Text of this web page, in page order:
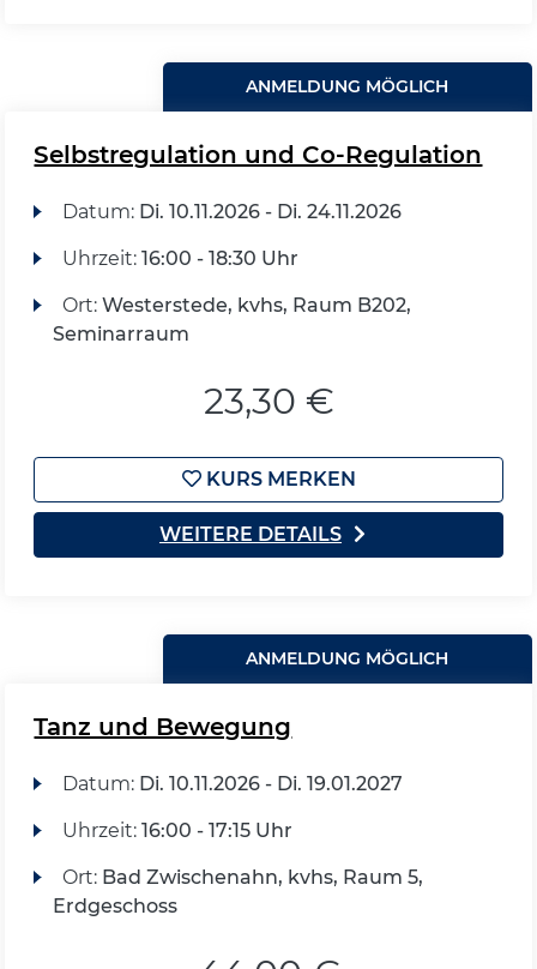
ANMELDUNG MÖGLICH
Selbstregulation und Co-Regulation
Datum: Di. 10.11.2026 - Di. 24.11.2026
Uhrzeit: 16:00 - 18:30 Uhr
Ort: Westerstede, kvhs, Raum B202,
Seminarraum
23,30 €
KURS MERKEN
WEITERE DETAILS
ANMELDUNG MÖGLICH
Tanz und Bewegung
Datum: Di. 10.11.2026 - Di. 19.01.2027
Uhrzeit: 16:00 - 17:15 Uhr
Ort: Bad Zwischenahn, kvhs, Raum 5,
Erdgeschoss